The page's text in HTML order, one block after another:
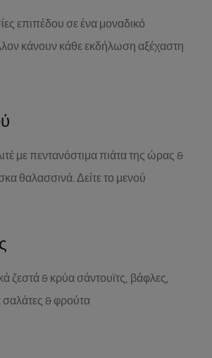
επιπέδου σε ένα μοναδικό
κάνουν κάθε εκδήλωση αξέχαστη
με πεντανόστιμα πιάτα της ώρας &
θαλασσινά. Δείτε το μενού
ζεστά & κρύα σάντουϊτς, βάφλες,
& φρούτα